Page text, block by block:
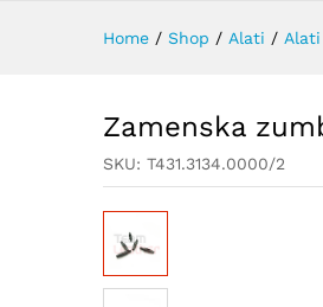
Home / Shop / Alati /
Zamenska
SKU: T431.3134.0000/2